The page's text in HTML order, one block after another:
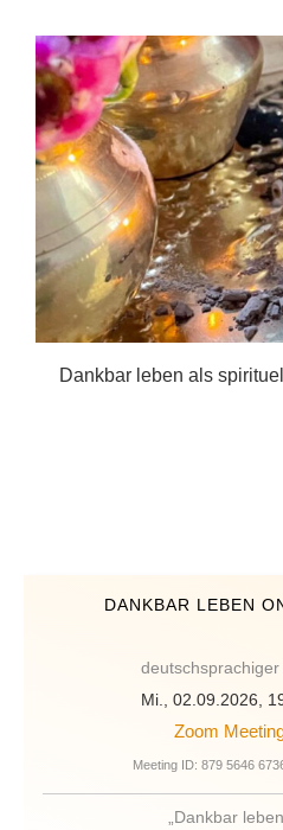
Dankbar leben als
DANKBAR LEBEN
Mi., 02.09.2026,
Zoom
Meeting ID: 879 5646
„Dankbar